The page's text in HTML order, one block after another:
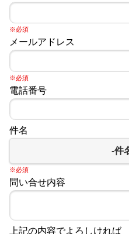
※必須
メールアドレス
※必須
電話番号
件名
-件
※必須
問い合せ内容
上記の内容でよろしければ